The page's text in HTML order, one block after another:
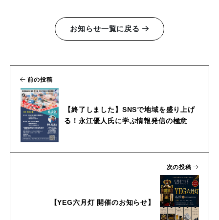
お知らせ一覧に戻る
前の投稿
【終了しました】SNSで地域を盛り上げ
る！永江優人氏に学ぶ情報発信の極意
次の投稿
【YEG六月灯 開催のお知らせ】